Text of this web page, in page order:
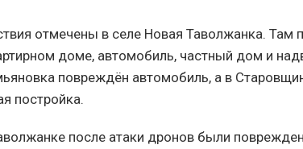
отмечены в селе Новая Таволжанка. Там
доме, автомобиль, частный дом и
повреждён автомобиль, а в
постройка.
после атаки дронов были